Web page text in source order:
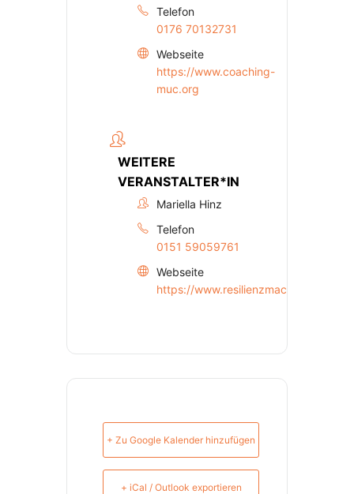
Telefon
0176 70132731
Webseite
https://www.coaching-
muc.org
WEITERE
VERANSTALTER*IN
Mariella Hinz
Telefon
0151 59059761
Webseite
https://www.resilienzmachtmut.de
+ Zu Google Kalender hinzufügen
+ iCal / Outlook exportieren